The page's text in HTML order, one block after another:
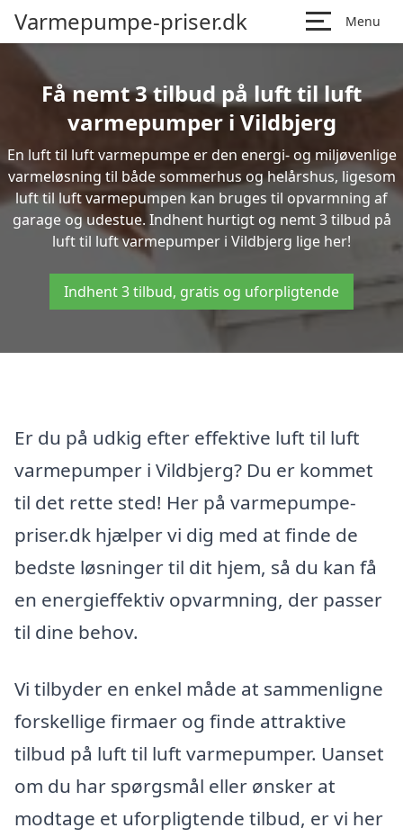
Varmepumpe-priser.dk Menu
Få nemt 3 tilbud på luft til luft
varmepumper i Vildbjerg
En luft til luft varmepumpe er den energi- og miljøvenlige
varmeløsning til både sommerhus og helårshus, ligesom
luft til luft varmepumpen kan bruges til opvarmning af
garage og udestue. Indhent hurtigt og nemt 3 tilbud på
luft til luft varmepumper i Vildbjerg lige her!
Indhent 3 tilbud, gratis og uforpligtende
Er du på udkig efter effektive luft til luft
varmepumper i Vildbjerg? Du er kommet
til det rette sted! Her på varmepumpe-
priser.dk hjælper vi dig med at finde de
bedste løsninger til dit hjem, så du kan få
en energieffektiv opvarmning, der passer
til dine behov.
Vi tilbyder en enkel måde at sammenligne
forskellige firmaer og finde attraktive
tilbud på luft til luft varmepumper. Uanset
om du har spørgsmål eller ønsker at
modtage et uforpligtende tilbud, er vi her